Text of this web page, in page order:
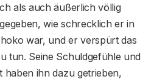
als auch äußerlich völlig
wie schrecklich er in
war, und er verspürt das
tun. Seine Schuldgefühle und
haben ihn dazu getrieben,